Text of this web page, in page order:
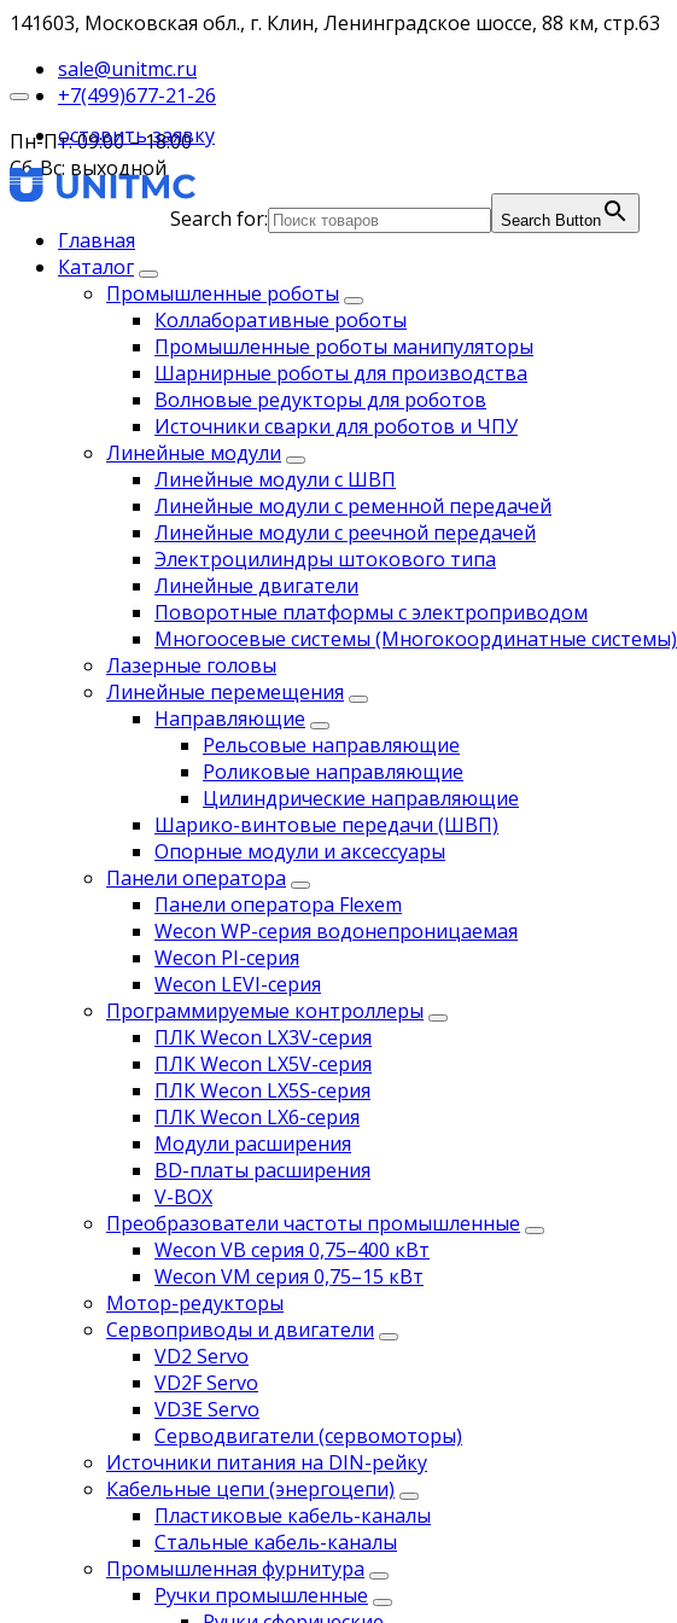
141603, Московская обл., г. Клин, Ленинградское шоссе, 88 км, стр.63
sale@unitmc.ru
+7(499)677-21-26
Пн-Пт: 09:00 – 18:00
Сб-Вс: выходной
Search for:
Search Button
оставить заявку
Главная
Каталог
Промышленные роботы
Коллаборативные роботы
Промышленные роботы манипуляторы
Шарнирные роботы для производства
Волновые редукторы для роботов
Источники сварки для роботов и ЧПУ
Линейные модули
Линейные модули с ШВП
Линейные модули с ременной передачей
Линейные модули с реечной передачей
Электроцилиндры штокового типа
Линейные двигатели
Поворотные платформы с электроприводом
Многоосевые системы (Многокоординатные системы)
Лазерные головы
Линейные перемещения
Направляющие
Рельсовые направляющие
Роликовые направляющие
Цилиндрические направляющие
Шарико-винтовые передачи (ШВП)
Опорные модули и аксессуары
Панели оператора
Панели оператора Flexem
Wecon WP-серия водонепроницаемая
Wecon PI-серия
Wecon LEVI-серия
Программируемые контроллеры
ПЛК Wecon LX3V-серия
ПЛК Wecon LX5V-серия
ПЛК Wecon LX5S-серия
ПЛК Wecon LX6-серия
Модули расширения
BD-платы расширения
V-BOX
Преобразователи частоты промышленные
Wecon VB серия 0,75–400 кВт
Wecon VM серия 0,75–15 кВт
Мотор-редукторы
Сервоприводы и двигатели
VD2 Servo
VD2F Servo
VD3E Servo
Серводвигатели (сервомоторы)
Источники питания на DIN-рейку
Кабельные цепи (энергоцепи)
Пластиковые кабель-каналы
Стальные кабель-каналы
Промышленная фурнитура
Ручки промышленные